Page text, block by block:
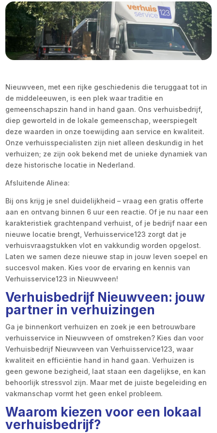
Nieuwveen, met een rijke geschiedenis die teruggaat tot in
de middeleeuwen, is een plek waar traditie en
gemeenschapszin hand in hand gaan. Ons verhuisbedrijf,
diep geworteld in de lokale gemeenschap, weerspiegelt
deze waarden in onze toewijding aan service en kwaliteit.
Onze verhuisspecialisten zijn niet alleen deskundig in het
verhuizen; ze zijn ook bekend met de unieke dynamiek van
deze historische locatie in Nederland.
Afsluitende Alinea:
Bij ons krijg je snel duidelijkheid – vraag een gratis offerte
aan en ontvang binnen 6 uur een reactie. Of je nu naar een
karakteristiek grachtenpand verhuist, of je bedrijf naar een
nieuwe locatie brengt, Verhuisservice123 zorgt dat je
verhuisvraagstukken vlot en vakkundig worden opgelost.
Laten we samen deze nieuwe stap in jouw leven soepel en
succesvol maken. Kies voor de ervaring en kennis van
Verhuisservice123 in Nieuwveen!
Verhuisbedrijf Nieuwveen: jouw
partner in verhuizingen
Ga je binnenkort verhuizen en zoek je een betrouwbare
verhuisservice in Nieuwveen of omstreken? Kies dan voor
Verhuisbedrijf Nieuwveen van Verhuisservice123, waar
kwaliteit en efficiëntie hand in hand gaan. Verhuizen is
geen gewone bezigheid, laat staan een dagelijkse, en kan
behoorlijk stressvol zijn. Maar met de juiste begeleiding en
vakmanschap vormt het geen enkel probleem.
Waarom kiezen voor een lokaal
verhuisbedrijf?